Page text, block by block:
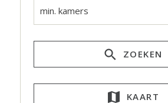
ZOEKEN
KAART